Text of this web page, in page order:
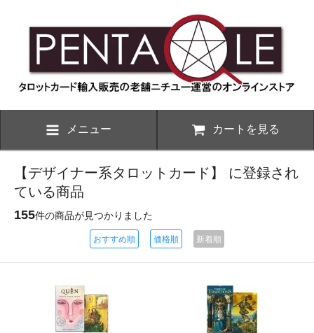
メニュー カートを見る
【デザイナー系タロットカード】 に登録され
ている商品
155件の商品が見つかりました
おすすめ順 価格順 新着順